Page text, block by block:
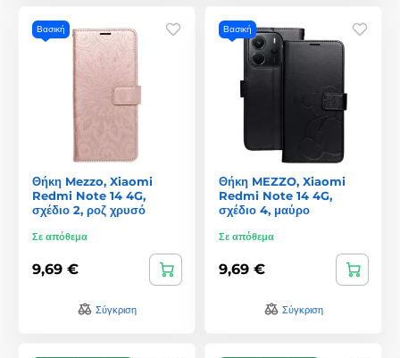
Βασική
Θήκη Mezzo, Xiaomi
Redmi Note 14 4G,
σχέδιο 2, ροζ χρυσό
Σε απόθεμα
9,69 €
Σύγκριση
Βασική
Θήκη MEZZO, Xiaomi
Redmi Note 14 4G,
σχέδιο 4, μαύρο
Σε απόθεμα
9,69 €
Σύγκριση